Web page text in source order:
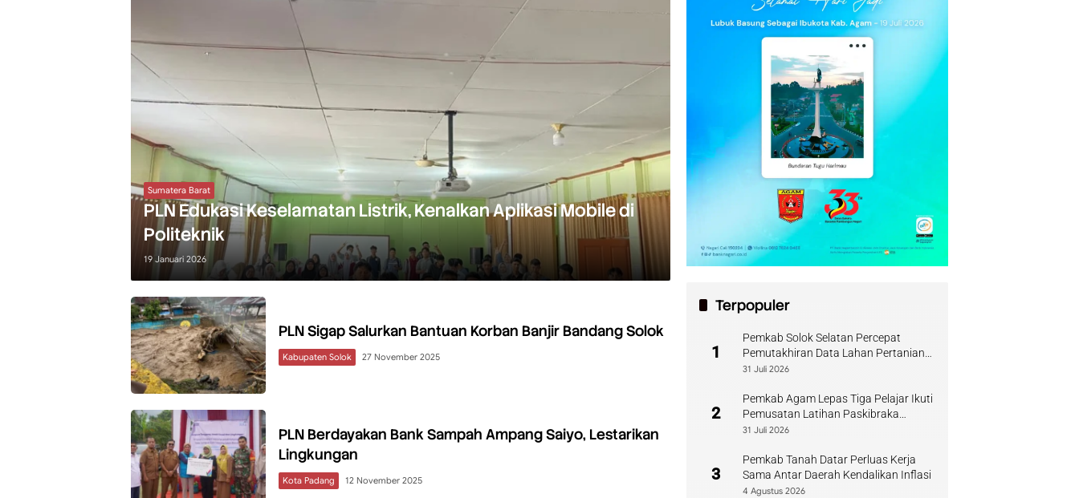
Sumatera Barat
PLN Edukasi Keselamatan Listrik, Kenalkan Aplikasi Mobile di
Politeknik
19 Januari 2026
PLN Sigap Salurkan Bantuan Korban Banjir Bandang Solok
Kabupaten Solok 27 November 2025
PLN Berdayakan Bank Sampah Ampang Saiyo, Lestarikan
Lingkungan
Kota Padang 12 November 2025
Terpopuler
1
Pemkab Solok Selatan Percepat
Pemutakhiran Data Lahan Pertanian
Pangan Berkelanjutan
31 Juli 2026
2
Pemkab Agam Lepas Tiga Pelajar Ikuti
Pemusatan Latihan Paskibraka
Sumbar
31 Juli 2026
3
Pemkab Tanah Datar Perluas Kerja
Sama Antar Daerah Kendalikan Inflasi
4 Agustus 2026